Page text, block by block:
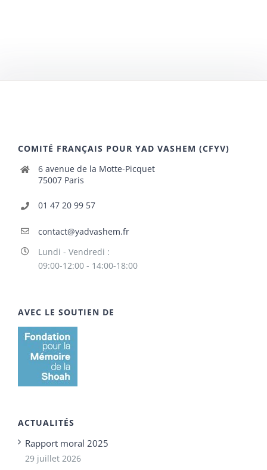
COMITÉ FRANÇAIS POUR YAD VASHEM (CFYV)
6 avenue de la Motte-Picquet
75007 Paris
01 47 20 99 57
contact@yadvashem.fr
Lundi - Vendredi :
09:00-12:00 - 14:00-18:00
AVEC LE SOUTIEN DE
ACTUALITÉS
Rapport moral 2025
29 juillet 2026